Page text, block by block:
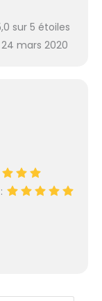
sur 5 étoiles
mars 2020